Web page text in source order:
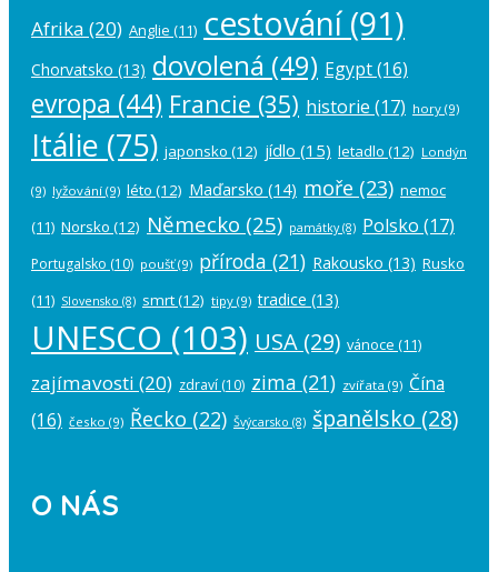
Afrika (20) Anglie (11) cestování(91)
Chorvatsko (13) dovolená (49) Egypt(16)
evropa (44) Francie (35) historie (17) hory (9)
Itálie (75) japonsko (12) jídlo (15) letadlo (12) Londýn
(9) lyžování (9) léto (12) Maďarsko (14) moře (23) nemoc
(11) Norsko (12) Německo (25) památky(8) Polsko (17)
Portugalsko (10) poušť(9) příroda (21) Rakousko (13) Rusko
(11) Slovensko (8) smrt(12) tipy (9) tradice (13)
UNESCO (103) USA (29) vánoce (11)
zajímavosti (20) zdraví (10) zima (21) zvířata (9) Čína
(16) česko (9) Řecko (22) Švýcarsko (8) španělsko (28)
O NÁS